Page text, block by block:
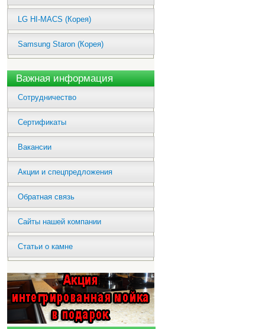
LG HI-MACS (Корея)
Samsung Staron (Корея)
Важная информация
Сотрудничество
Сертификаты
Вакансии
Акции и спецпредложения
Обратная связь
Сайты нашей компании
Статьи о камне